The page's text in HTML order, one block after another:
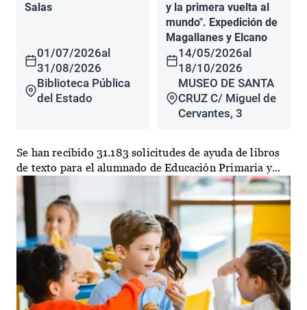
Salas
01/07/2026al
31/08/2026
Biblioteca Pública
del Estado
y la primera vuelta al
mundo". Expedición de
Magallanes y Elcano
14/05/2026al
18/10/2026
MUSEO DE SANTA
CRUZ C/ Miguel de
Cervantes, 3
Se han recibido 31.183 solicitudes de ayuda de libros
de texto para el alumnado de Educación Primaria y...